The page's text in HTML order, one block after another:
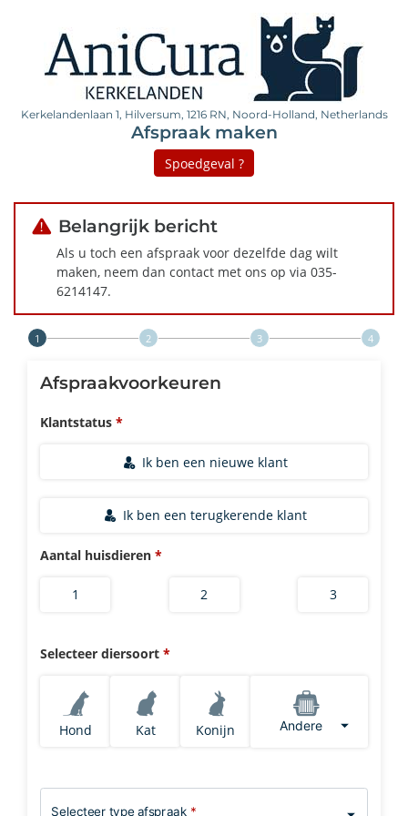
Kerkelandenlaan 1, Hilversum, 1216 RN, Noord-Holland, Netherlands
Afspraak maken
Spoedgeval ?
Belangrijk bericht
Als u toch een afspraak voor dezelfde dag wilt
maken, neem dan contact met ons op via 035-
6214147.
Step 1 of 4
Afspraakvoorkeuren
Klantstatus
Ik ben een nieuwe klant
Ik ben een terugkerende klant
Aantal huisdieren
1 2 3
Selecteer diersoort
Hond Kat Konijn Andere
Selecteer type afspraak *